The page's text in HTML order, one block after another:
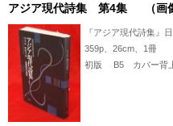
アジア現代詩集 第4集 （画像
『アジア現代詩集』
359p、26cm、1冊
初版 B5 カバー背